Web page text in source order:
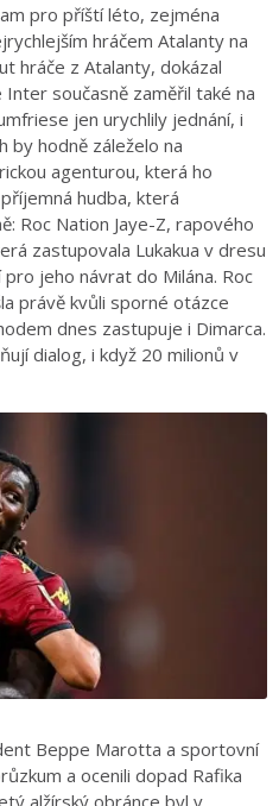
pro příští léto, zejména
hráčem Atalanty na
hráče z Atalanty, dokázal
současně zaměřil také na
jen urychlily jednání, i
by hodně záleželo na
agenturou, která ho
hudba, která
Roc Nation Jaye-Z, rapového
zastupovala Lukakua v dresu
jeho návrat do Milána. Roc
právě kvůli sporné otázce
dnes zastupuje i Dimarca.
dialog, i když 20 milionů v
Beppe Marotta a sportovní
a ocenili dopad Rafika